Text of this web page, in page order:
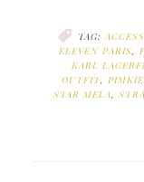
TAG:
ELEVEN PARIS,
KARL
OUTFIT, PIMKIE
STAR MELA,